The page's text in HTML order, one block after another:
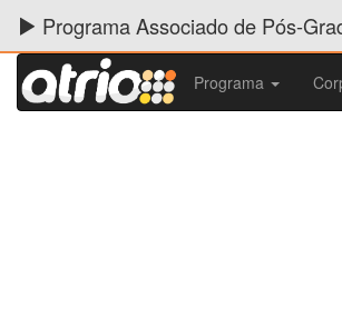
Programa Associado de Pós-
Programa